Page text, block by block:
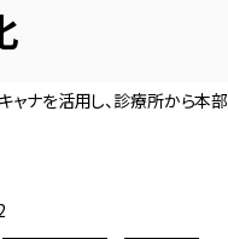
ャナを活用し、診療所から